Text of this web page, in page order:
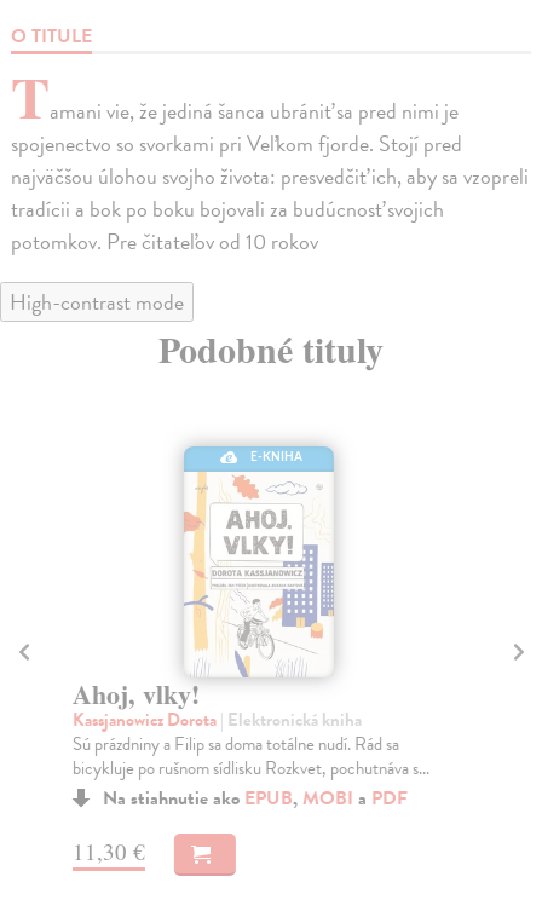
O TITULE
Tamani vie, že jediná šanca ubrániť sa pred nimi je
spojenectvo so svorkami pri Veľkom fjorde. Stojí pred
najväčšou úlohou svojho života: presvedčiť ich, aby sa vzopreli
tradícii a bok po boku bojovali za budúcnosť svojich
potomkov. Pre čitateľov od 10 rokov
High-contrast mode
Podobné tituly
E-KNIHA
Ahoj, vlky!
Kassjanowicz Dorota| Elektronická kniha
Sú prázdniny a Filip sa doma totálne nudí. Rád sa
bicykluje po rušnom sídlisku Rozkvet, pochutnáva s...
Na stiahnutie ako EPUB, MOBI a PDF
11,30 €